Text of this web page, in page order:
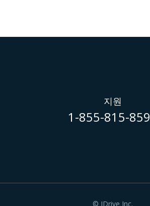
지원
1-855-815-
© IDrive Inc.